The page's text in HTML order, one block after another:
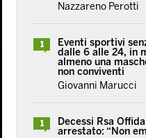
Nazzareno Perotti
1
Eventi sportivi
dalle 6 alle 24, in
almeno una
non conviventi
Giovanni Marucci
1
Decessi Rsa
arrestato: “Non